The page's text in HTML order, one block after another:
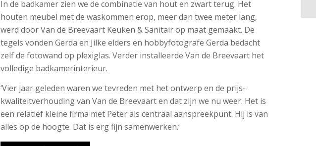
In de badkamer zien we de combinatie van hout en zwart terug. Het
houten meubel met de waskommen erop, meer dan twee meter lang,
werd door Van de Breevaart Keuken & Sanitair op maat gemaakt. De
tegels vonden Gerda en Jilke elders en hobbyfotografe Gerda bedacht
zelf de fotowand op plexiglas. Verder installeerde Van de Breevaart het
volledige badkamerinterieur.
‘Vier jaar geleden waren we tevreden met het ontwerp en de prijs-
kwaliteitverhouding van Van de Breevaart en dat zijn we nu weer. Het is
een relatief kleine firma met Peter als centraal aanspreekpunt. Hij is van
alles op de hoogte. Dat is erg fijn samenwerken.’